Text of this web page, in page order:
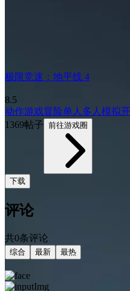
极限竞速：地平线 4
8.5
动作游戏冒险单人 多人 模拟
1369帖子 前往游戏圈
下载
评论
共0条评论
综合 最新 最热